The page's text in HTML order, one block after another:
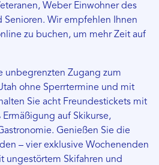
Weber Einwohner des
Senioren. Wir empfehlen Ihnen
zu buchen, um mehr Zeit auf
unbegrenzten Zugang zum
ohne Sperrtermine und mit
Sie acht Freundestickets mit
Ermäßigung auf Skikurse,
Genießen Sie die
– vier exklusive Wochenenden
ungestörtem Skifahren und